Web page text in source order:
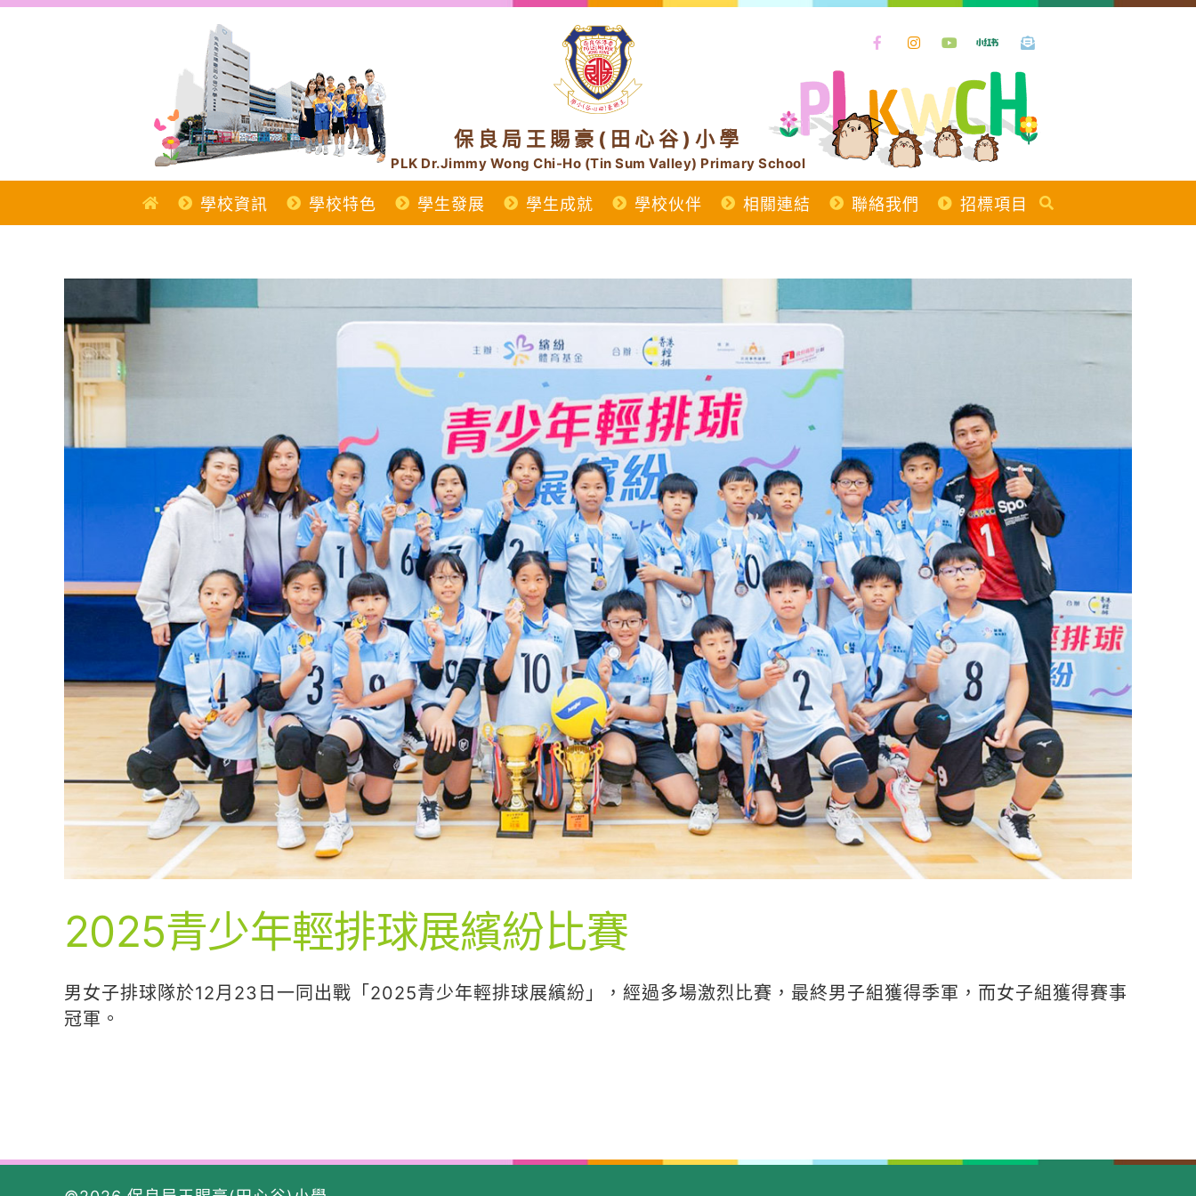
Skip
保良局王賜豪(田心谷)小學
PLK Dr.Jimmy Wong Chi-Ho (Tin Sum Valley) Primary School
學校資訊 學校特色 學生發展 學生成就 學校伙伴 相關連結 聯絡我們 招標項目
2025青少年輕排球展繽紛比賽
男女子排球隊於12月23日一同出戰「2025青少年輕排球展繽紛」，經過多場激烈比賽，最終男子組獲得季軍，而女子組獲得賽事
冠軍。